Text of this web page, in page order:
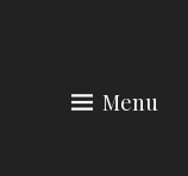
Menu